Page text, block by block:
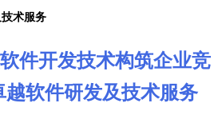
术服务
件开发技术构筑企业竞
软件研发及技术服务